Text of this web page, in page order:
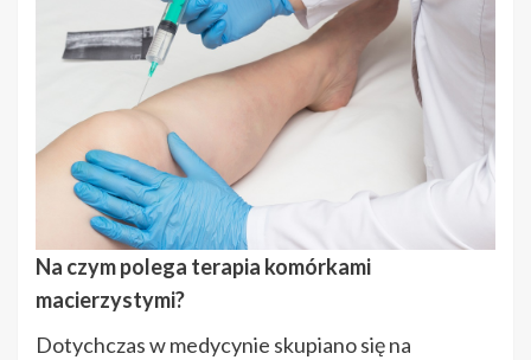
Na czym polega terapia komórkami
macierzystymi?
Dotychczas w medycynie skupiano się na